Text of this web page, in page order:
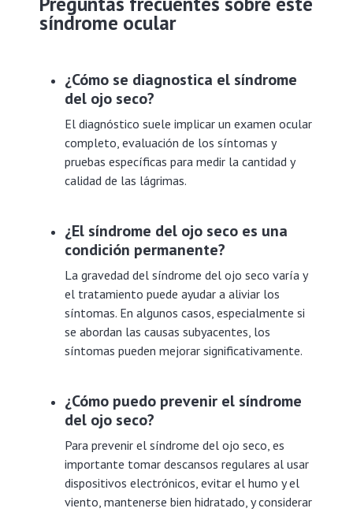
síndrome ocular
¿Cómo se diagnostica el síndrome
del ojo seco?
El diagnóstico suele implicar un examen ocular
completo, evaluación de los síntomas y
pruebas específicas para medir la cantidad y
calidad de las lágrimas.
¿El síndrome del ojo seco es una
condición permanente?
La gravedad del síndrome del ojo seco varía y
el tratamiento puede ayudar a aliviar los
síntomas. En algunos casos, especialmente si
se abordan las causas subyacentes, los
síntomas pueden mejorar significativamente.
¿Cómo puedo prevenir el síndrome
del ojo seco?
Para prevenir el síndrome del ojo seco, es
importante tomar descansos regulares al usar
dispositivos electrónicos, evitar el humo y el
viento, mantenerse bien hidratado, y considerar